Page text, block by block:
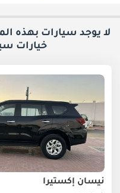
لا يوجد سيارات بهذه
خيارات
نيسان إكستيرا